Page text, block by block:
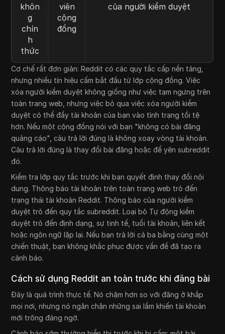
khôn
g
chín
h
thức
viên
cộng
đồng
của người kiểm duyệt
Cơ chế rất đơn giản: Reddit có các quy tắc cấp nền tảng,
nhưng nhiều tín hiệu cấm bắt đầu từ lớp cộng đồng. Việc
xóa người kiểm duyệt không giống như việc tạm ngưng trên
toàn trang web, nhưng việc bỏ qua việc xóa người kiểm
duyệt có thể đẩy tài khoản của bạn vào tình trạng tồi tệ
hơn. Nếu một cộng đồng nói với bạn "không có bài đăng
quảng cáo", câu trả lời đúng là không xoay vòng tài khoản.
Câu trả lời đúng là thay đổi bài đăng hoặc để yên subreddit
đó.
Kiểm tra lớp quy tắc trước khi bạn quyết định thay đổi nội
dung. Thông báo tài khoản trên toàn trang web trỏ đến
trạng thái tài khoản Reddit. Thông báo của người kiểm
duyệt trỏ đến quy tắc subreddit. Loại bỏ Tự động kiểm
duyệt trỏ đến định dạng, sự tinh tế, tuổi tài khoản, liên kết
hoặc ngôn ngữ lặp lại. Nếu bạn trả lời cả ba bằng cùng một
chiến thuật, bạn không khắc phục được vấn đề đã tạo ra
cảnh báo.
Cách sử dụng Reddit an toàn trước khi đăng bài
Đây là quá trình thực tế. Nó chậm hơn so với đăng ở khắp
mọi nơi, nhưng nó ngăn chặn những sai lầm khiến tài khoản
mới trông đáng ngờ.